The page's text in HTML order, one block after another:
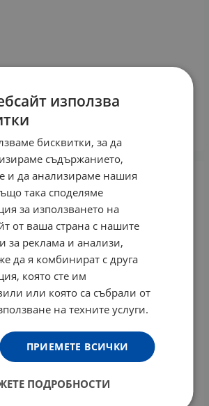
8.62 € 16.86 лв.
използва
бисквитки, за да
съдържанието,
и да анализираме нашия
така споделяме
за използването на
от ваша страна с нашите
за реклама и анализи,
да я комбинират с друга
която сте им
или която са събрали от
на техните услуги.
ПРИЕМЕТЕ ВСИЧКИ
ПОДРОБНОСТИ